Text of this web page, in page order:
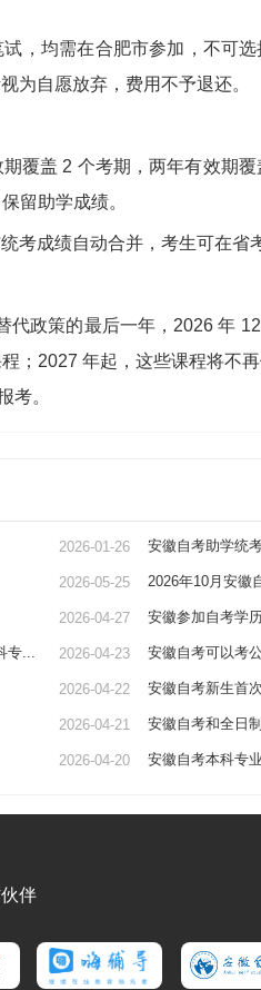
，均需在合肥市参加，不可
为自愿放弃，费用不予退还。
覆盖 2 个考期，两年有效期
留助学成绩。
考成绩自动合并，考生可在省
代政策的最后一年，2026 年
；2027 年起，这些课程将不
考。
2026-01-26 安徽自考助学统
2026-05-25 2026年10月安徽
2026-04-27 安徽参加自考学
... 2026-04-23 安徽自考可以考
2026-04-22 安徽自考新生首
2026-04-21 安徽自考和全日
2026-04-20 安徽自考本科专
伴